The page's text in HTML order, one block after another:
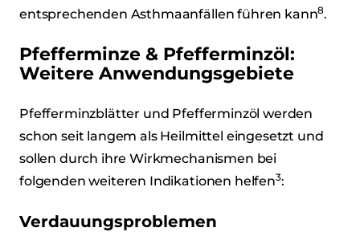
entsprechenden Asthmaanfällen führen kann8.
Pfefferminze & Pfefferminzöl:
Weitere Anwendungsgebiete
Pfefferminzblätter und Pfefferminzöl werden
schon seit langem als Heilmittel eingesetzt und
sollen durch ihre Wirkmechanismen bei
folgenden weiteren Indikationen helfen3:
Verdauungsproblemen